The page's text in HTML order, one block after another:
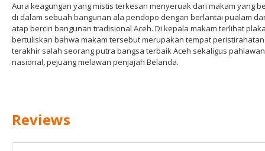
Aura keagungan yang mistis terkesan menyeruak dari makam yang
di dalam sebuah bangunan ala pendopo dengan berlantai pualam
atap berciri bangunan tradisional Aceh. Di kepala makam terlihat
bertuliskan bahwa makam tersebut merupakan tempat peristirahatan
terakhir salah seorang putra bangsa terbaik Aceh sekaligus pahlawan
nasional, pejuang melawan penjajah Belanda.
Reviews